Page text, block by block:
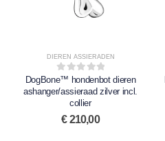
DIEREN ASSIERADEN
0out of 5
DogBone™ hondenbot dieren
ashanger/assieraad zilver incl.
collier
€210,00